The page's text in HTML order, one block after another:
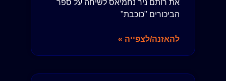
את רותם ניר נחמיאס לשיחה על ספר
הביכורים "כוכבת"
להאזנה/לצפייה »